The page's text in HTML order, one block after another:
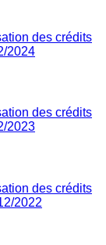
des crédits
2024
des crédits
2023
des crédits
2022